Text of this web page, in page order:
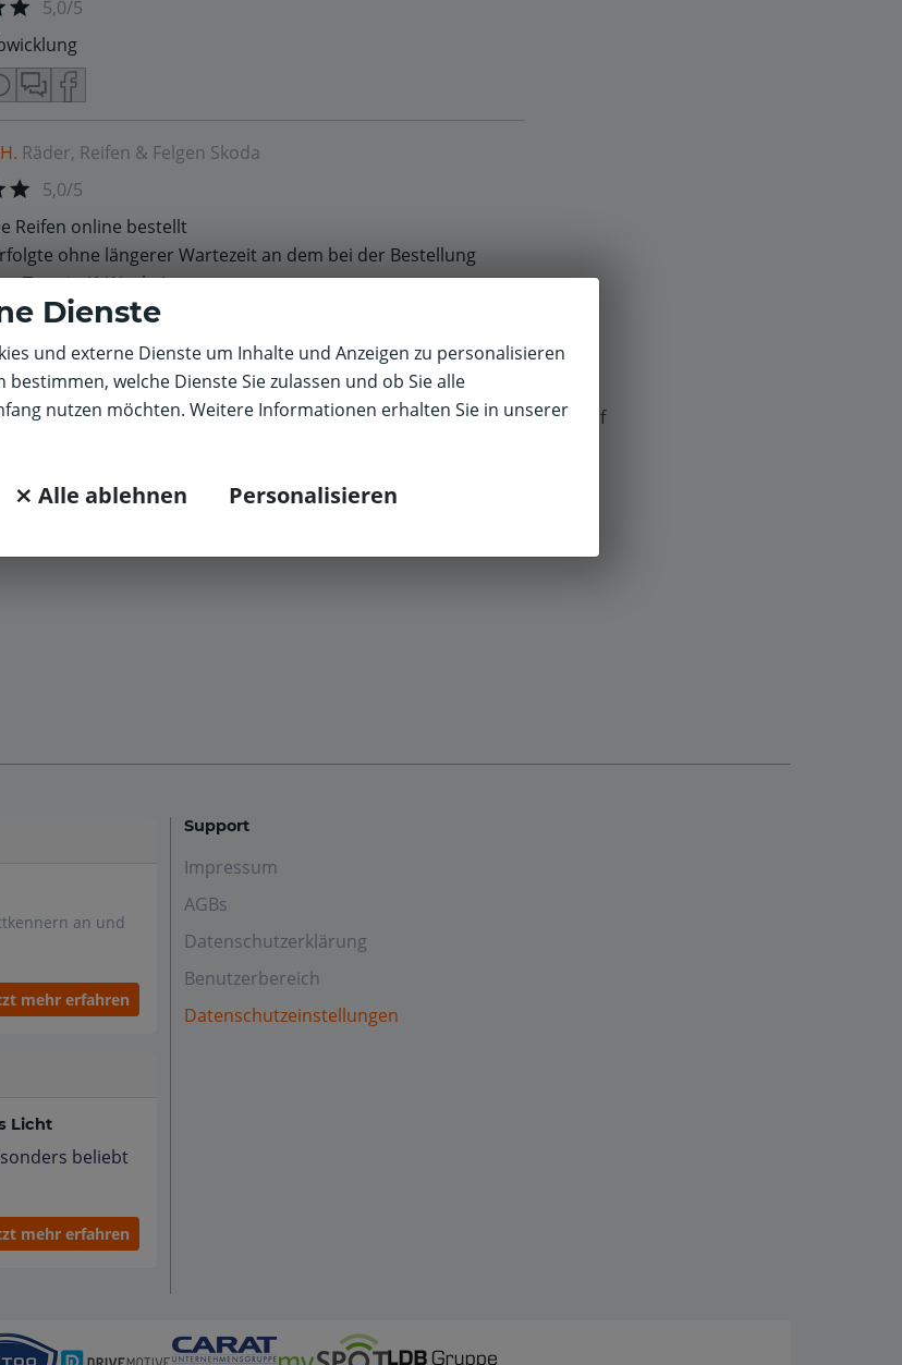
5,0/5
Räder, Reifen & Felgen Skoda
5,0/5
Reifen online bestellt
ohne längerer Wartezeit an dem bei der Bestellung
Termin (1 Woche)
Skoda
, kann ich nur empfehlen
an und
mehr erfahren
Licht
beliebt
mehr erfahren
Support
Impressum
AGBs
Datenschutzerklärung
Benutzerbereich
Datenschutzeinstellungen
Dienste
und externe Dienste um Inhalte und Anzeigen zu personalisieren
bestimmen, welche Dienste Sie zulassen und ob Sie alle
nutzen möchten. Weitere Informationen erhalten Sie in unserer
⨯ Alle ablehnen Personalisieren
f